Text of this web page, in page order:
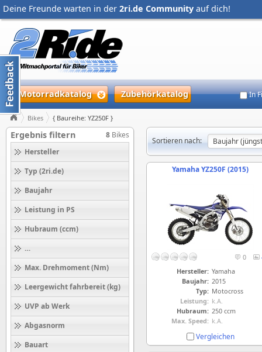
Deine Freunde warten in der 2ri.de Community auf dich!
Motorradkatalog Zubehörkatalog In
Bikes { Baureihe: YZ250F }
Ergebnis filtern 8 Bikes
Hersteller
Typ (2ri.de)
Baujahr
Leistung in PS
Hubraum (ccm)
Höchstgeschwindigkeit (km/h)
Max. Drehmoment (Nm)
Leergewicht fahrbereit (kg)
UVP ab Werk
Abgasnorm
Bauart
Sortieren nach:
Yamaha YZ250F (2015)
0
Hersteller: Yamaha
Baujahr: 2015
Typ: Motocross
Leistung: k.A.
Hubraum: 250 ccm
Max. Speed: k.A.
Vergleichen